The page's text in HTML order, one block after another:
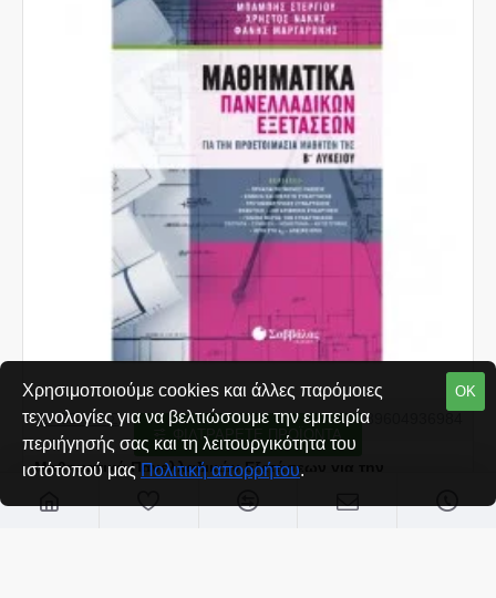
ΣΑΒΒΑΛΑΣ 9789604936984
Μαθηματικά Πανελλαδικών Εξετάσεων για την
€15,15
ΟΚ
Χρησιμοποιούμε cookies και άλλες παρόμοιες
τεχνολογίες για να βελτιώσουμε την εμπειρία
περιήγησής σας και τη λειτουργικότητα του
ιστότοπού μας Πολιτική απορρήτου.
ΦΙΛΤΡΆΡΕΤΕ ΠΡΟΪΌΝΤΑ